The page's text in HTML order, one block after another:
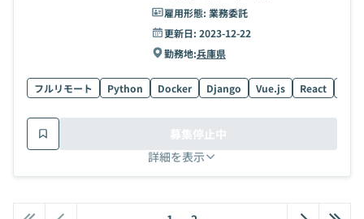
雇用形態: 業務委託
更新日: 2023-12-22
勤務地:兵庫県
フルリモート Python Docker Django Vue.js React
詳細を表示
募集停止中